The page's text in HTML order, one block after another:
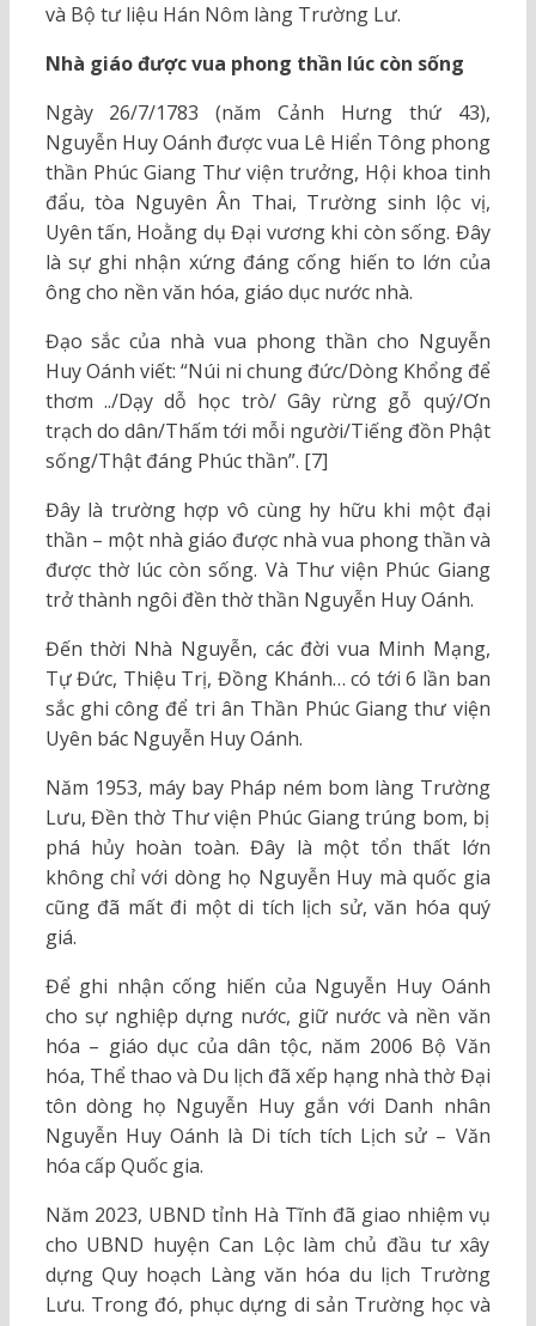
và Bộ tư liệu Hán Nôm làng Trường Lư.
Nhà giáo được vua phong thần lúc còn sống
Ngày 26/7/1783 (năm Cảnh Hưng thứ 43),
Nguyễn Huy Oánh được vua Lê Hiển Tông phong
thần Phúc Giang Thư viện trưởng, Hội khoa tinh
đẩu, tòa Nguyên Ân Thai, Trường sinh lộc vị,
Uyên tấn, Hoằng dụ Đại vương khi còn sống. Đây
là sự ghi nhận xứng đáng cống hiến to lớn của
ông cho nền văn hóa, giáo dục nước nhà.
Đạo sắc của nhà vua phong thần cho Nguyễn
Huy Oánh viết: “Núi ni chung đức/Dòng Khổng để
thơm ../Dạy dỗ học trò/ Gây rừng gỗ quý/Ơn
trạch do dân/Thấm tới mỗi người/Tiếng đồn Phật
sống/Thật đáng Phúc thần”. [7]
Đây là trường hợp vô cùng hy hữu khi một đại
thần – một nhà giáo được nhà vua phong thần và
được thờ lúc còn sống. Và Thư viện Phúc Giang
trở thành ngôi đền thờ thần Nguyễn Huy Oánh.
Đến thời Nhà Nguyễn, các đời vua Minh Mạng,
Tự Đức, Thiệu Trị, Đồng Khánh… có tới 6 lần ban
sắc ghi công để tri ân Thần Phúc Giang thư viện
Uyên bác Nguyễn Huy Oánh.
Năm 1953, máy bay Pháp ném bom làng Trường
Lưu, Đền thờ Thư viện Phúc Giang trúng bom, bị
phá hủy hoàn toàn. Đây là một tổn thất lớn
không chỉ với dòng họ Nguyễn Huy mà quốc gia
cũng đã mất đi một di tích lịch sử, văn hóa quý
giá.
Để ghi nhận cống hiến của Nguyễn Huy Oánh
cho sự nghiệp dựng nước, giữ nước và nền văn
hóa – giáo dục của dân tộc, năm 2006 Bộ Văn
hóa, Thể thao và Du lịch đã xếp hạng nhà thờ Đại
tôn dòng họ Nguyễn Huy gắn với Danh nhân
Nguyễn Huy Oánh là Di tích tích Lịch sử – Văn
hóa cấp Quốc gia.
Năm 2023, UBND tỉnh Hà Tĩnh đã giao nhiệm vụ
cho UBND huyện Can Lộc làm chủ đầu tư xây
dựng Quy hoạch Làng văn hóa du lịch Trường
Lưu. Trong đó, phục dựng di sản Trường học và